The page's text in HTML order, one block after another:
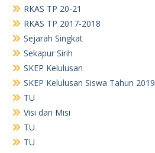
RKAS TP 20-21
RKAS TP 2017-2018
Sejarah Singkat
Sekapur Sirih
SKEP Kelulusan
SKEP Kelulusan Siswa Tahun 2019
TU
Visi dan Misi
TU
TU